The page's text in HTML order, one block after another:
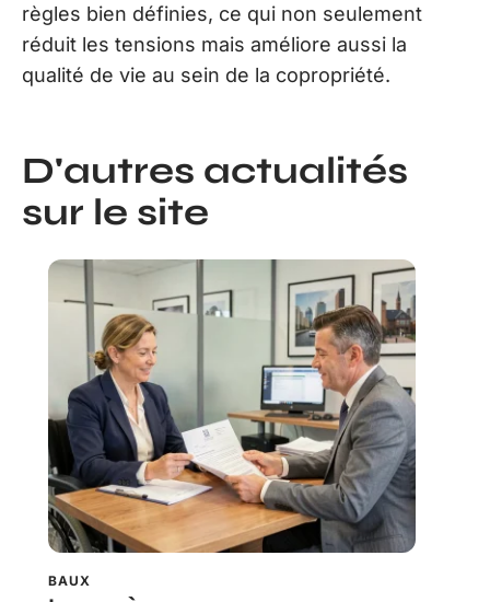
règles bien définies, ce qui non seulement
réduit les tensions mais améliore aussi la
qualité de vie au sein de la copropriété.
D'autres actualités
sur le site
BAUX